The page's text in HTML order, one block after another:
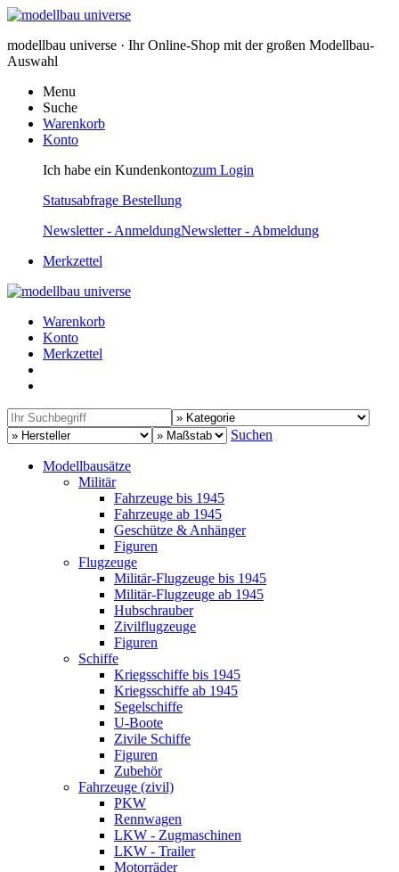
modellbau universe · Ihr Online-Shop mit der großen Modellbau-
Auswahl
Menu
Suche
Warenkorb
Konto
Ich habe ein Kundenkontozum Login
Statusabfrage Bestellung
Newsletter - AnmeldungNewsletter - Abmeldung
Merkzettel
Warenkorb
Konto
Merkzettel
Suchen
Modellbausätze
Militär
Fahrzeuge bis 1945
Fahrzeuge ab 1945
Geschütze & Anhänger
Figuren
Flugzeuge
Militär-Flugzeuge bis 1945
Militär-Flugzeuge ab 1945
Hubschrauber
Zivilflugzeuge
Figuren
Schiffe
Kriegsschiffe bis 1945
Kriegsschiffe ab 1945
Segelschiffe
U-Boote
Zivile Schiffe
Figuren
Zubehör
Fahrzeuge (zivil)
PKW
Rennwagen
LKW - Zugmaschinen
LKW - Trailer
Motorräder